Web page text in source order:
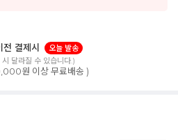
결제시
오늘 발송
달라질 수 있습니다.)
원 이상 무료배송 )